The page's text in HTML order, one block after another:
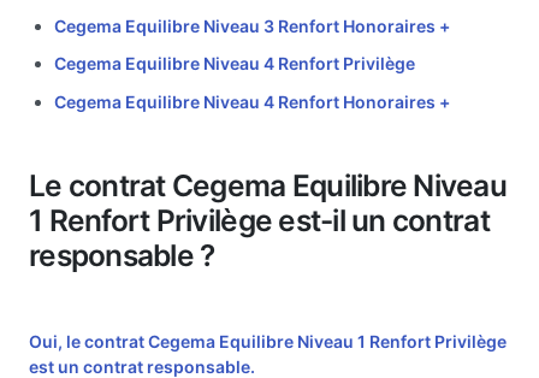
Cegema Equilibre Niveau 3 Renfort Honoraires +
Cegema Equilibre Niveau 4 Renfort Privilège
Cegema Equilibre Niveau 4 Renfort Honoraires +
Le contrat Cegema Equilibre Niveau
1 Renfort Privilège est-il un contrat
responsable ?
Oui, le contrat Cegema Equilibre Niveau 1 Renfort Privilège
est un contrat responsable.